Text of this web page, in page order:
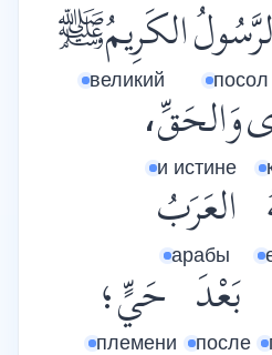
посол
الكَرِيمُﷺ
великий
وَالحَقِّ،
и истине
العَرَبُ
арабы
بَعْدَ
после
حَيٍّ؛
племени